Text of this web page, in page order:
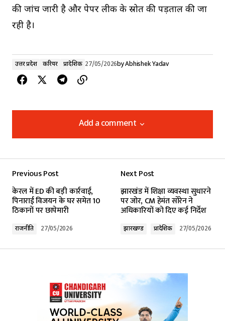
की जांच जारी है और पेपर लीक के स्रोत की पड़ताल की जा
रही है।
उत्तर प्रदेश करियर प्रादेशिक 27/05/2026byAbhishek Yadav
Add a comment
Add a comment
Required fields are marked*
Your Name*
Your E-mail*
Previous Post
केरल में ED की बड़ी कार्रवाई,
पिनाराई विजयन के घर समेत 10
ठिकानों पर छापेमारी
राजनीति 27/05/2026
Next Post
झारखंड में शिक्षा व्यवस्था सुधारने
पर जोर, CM हेमंत सोरेन ने
अधिकारियों को दिए कई निर्देश
झारखण्ड प्रादेशिक 27/05/2026